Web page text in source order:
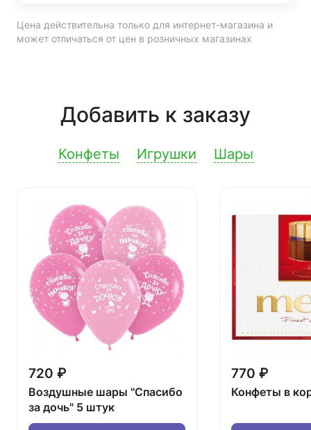
Цена действительна только для интернет-магазина и
может отличаться от цен в розничных магазинах
Добавить к заказу
Конфеты Игрушки Шары
720 ₽
Воздушные шары "Спасибо
за дочь" 5 штук
770 ₽
Конфеты в